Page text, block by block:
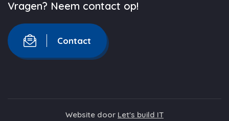
Vragen? Neem contact op!
Contact
Website door Let's build IT